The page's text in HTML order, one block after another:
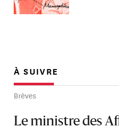
À SUIVRE
Brèves
Le ministre des